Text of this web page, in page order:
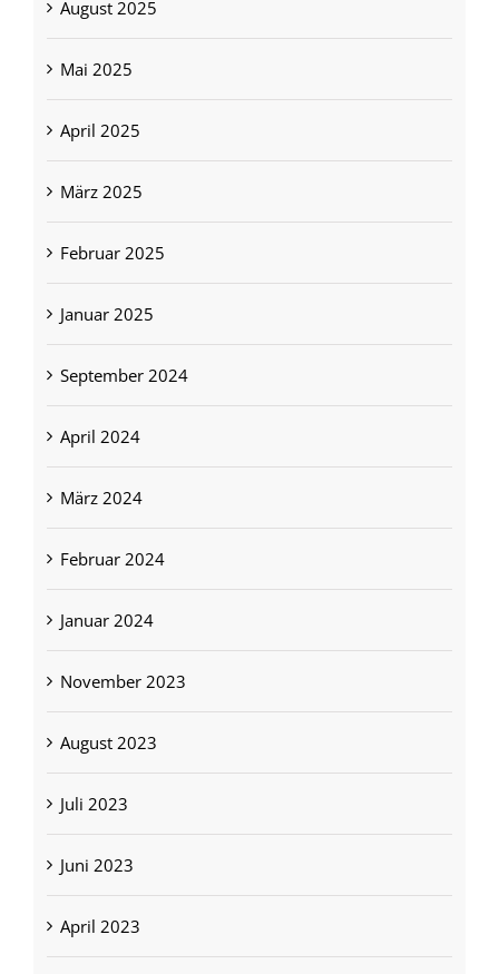
August 2025
Mai 2025
April 2025
März 2025
Februar 2025
Januar 2025
September 2024
April 2024
März 2024
Februar 2024
Januar 2024
November 2023
August 2023
Juli 2023
Juni 2023
April 2023